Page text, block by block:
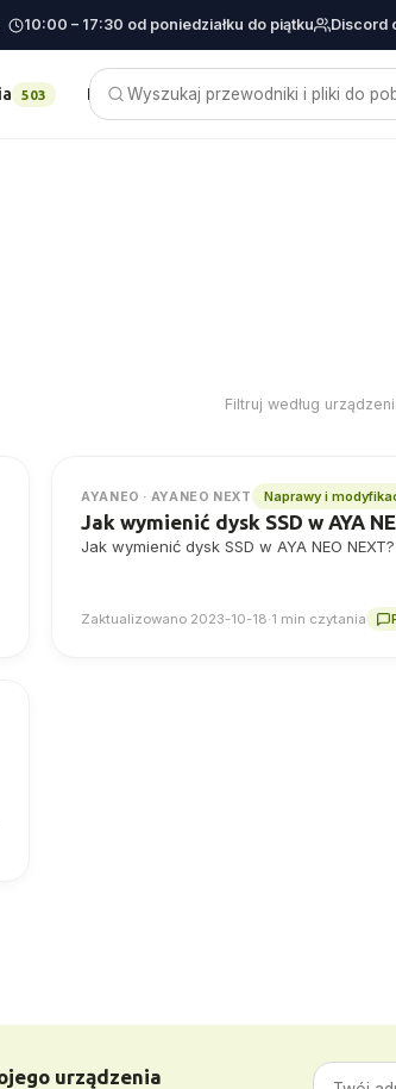
10:00 – 17:30 od poniedziałku do piątku Discord
503 Blog
Filtruj według
AYANEO · AYANEO NEXT Naprawy i
Jak wymienić dysk SSD w AYA
Jak wymienić dysk SSD w AYA NEO NEXT?
Zaktualizowano 2023-10-18·1 min czytania
urządzenia